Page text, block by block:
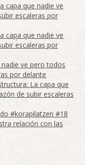
capa que nadie ve
escaleras por
capa que nadie ve
escaleras por
ve pero todos
por delante
La capa que
de subir escaleras
#korapilatzen #18
relación con las